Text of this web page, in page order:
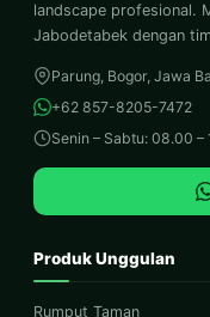
landscape profesional.
Jabodetabek dengan
Parung, Bogor, Jawa
+62 857-8205-7472
Senin – Sabtu: 08.00 –
Produk Unggulan
Rumput Taman